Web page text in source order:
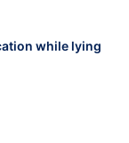
while lying